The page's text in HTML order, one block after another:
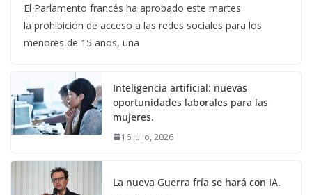
El Parlamento francés ha aprobado este martes
la prohibición de acceso a las redes sociales para los
menores de 15 años, una
Inteligencia artificial: nuevas
oportunidades laborales para las
mujeres.
16 julio, 2026
La nueva Guerra fría se hará con IA.